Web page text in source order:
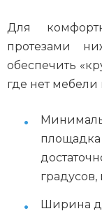
Для
протезами
обеспечить
где нет мебели
площадка
градусов,
Ширина